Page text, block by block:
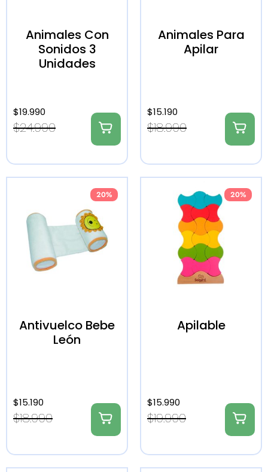
Animales Con
Sonidos 3
Unidades
$24.990
$19.990
Animales Para
Apilar
$18.990
$15.190
20%
Antivuelco Bebe
León
$18.990
$15.190
20%
Apilable
$19.990
$15.990